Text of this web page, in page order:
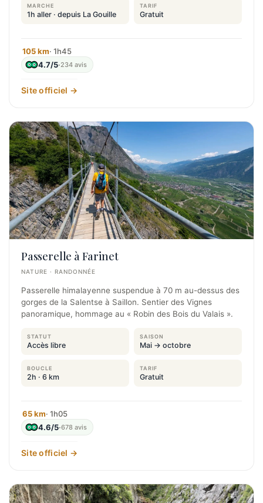
MARCHE
1h aller · depuis La Gouille
TARIF
Gratuit
105 km· 1h45
4.7/5·234 avis
Site officiel →
Passerelle à Farinet
NATURE · RANDONNÉE
Passerelle himalayenne suspendue à 70 m au-dessus des
gorges de la Salentse à Saillon. Sentier des Vignes
panoramique, hommage au « Robin des Bois du Valais ».
STATUT
Accès libre
SAISON
Mai → octobre
BOUCLE
2h · 6 km
TARIF
Gratuit
65 km· 1h05
4.6/5·678 avis
Site officiel →